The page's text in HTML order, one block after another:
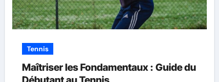
Tennis
Maîtriser les Fondamentaux : Guide du